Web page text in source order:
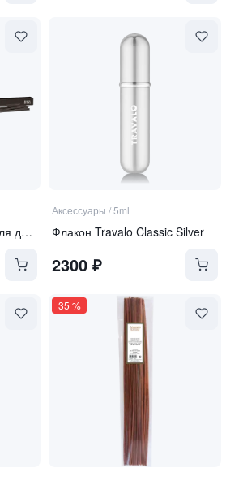
Палочки черные 42см для диффузора 500мл
Аксессуары /5ml
Флакон Travalo Classic Silver
2300₽
35 %